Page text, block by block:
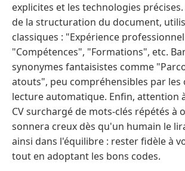
explicites et les technologies
de la structuration du document,
classiques : "Expérience
"Compétences", "Formations", etc.
synonymes fantaisistes comme
atouts", peu compréhensibles par les
lecture automatique. Enfin, attention
CV surchargé de mots-clés répétés à
sonnera creux dès qu'un humain le
ainsi dans l'équilibre : rester fidèle à
tout en adoptant les bons codes.